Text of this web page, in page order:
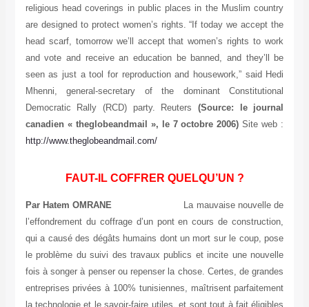
religious head coverings in public places in the Muslim country
are designed to protect women’s rights. “If today we accept the
head scarf, tomorrow we’ll accept that women’s rights to work
and vote and receive an education be banned, and they’ll be
seen as just a tool for reproduction and housework,” said Hedi
Mhenni, general-secretary of the dominant Constitutional
Democratic Rally (RCD) party. Reuters(Source: le journal
canadien « theglobeandmail », le 7 octobre 2006) Site web :
http://www.theglobeandmail.com/
FAUT-IL COFFRER QUELQU’UN ?
Par Hatem OMRANE
La mauvaise nouvelle de
l’effondrement du coffrage d’un pont en cours de construction,
qui a causé des dégâts humains dont un mort sur le coup, pose
le problème du suivi des travaux publics et incite une nouvelle
fois à songer à penser ou repenser la chose. Certes, de grandes
entreprises privées à 100% tunisiennes, maîtrisent parfaitement
la technologie et le savoir-faire utiles, et sont tout à fait éligibles